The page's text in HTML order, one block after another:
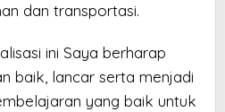
dan transportasi.
ini Saya berharap
baik, lancar serta menjadi
yang baik untuk